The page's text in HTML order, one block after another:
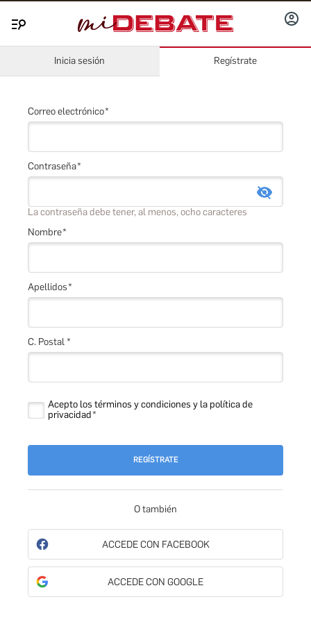
SESIÓN
Inicia sesión Regístrate
Correo electrónico
Contraseña
La contraseña debe tener, al menos, ocho caracteres
Nombre
Apellidos
C. Postal *
Acepto los términos y condiciones y la política de
privacidad
REGÍSTRATE
O también
ACCEDE CON FACEBOOK
ACCEDE CON GOOGLE